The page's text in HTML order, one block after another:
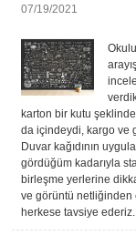
07/19/2021
karton bir kutu
da içindeydi, kargo ve
Duvar kağıdının
gördüğüm kadarıyla
birleşme yerlerine
ve görüntü netliğinden
herkese tavsiye